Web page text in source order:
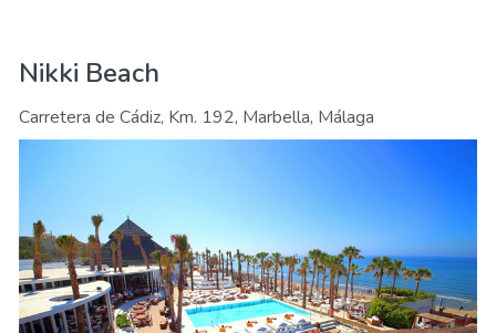
Nikki Beach
Carretera de Cádiz, Km. 192, Marbella, Málaga